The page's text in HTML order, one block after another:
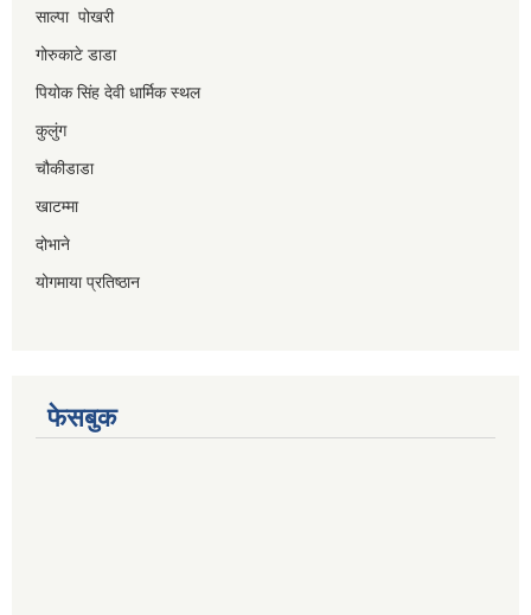
साल्पा पोखरी
गोरुकाटे डाडा
पियोक सिंह देवी धार्मिक स्थल
कुलुंग
चौकीडाडा
खाटम्मा
दोभाने
योगमाया प्रतिष्ठान
फेसबुक